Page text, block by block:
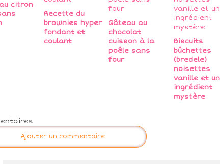
citron
Recette du
brownies hyper
fondant et
coulant
Gâteau au
chocolat
cuisson à la
poêle sans
four
Biscuits
bûchettes
(bredele)
noisettes
vanille et un
ingrédient
mystère
Ajouter un commentaire